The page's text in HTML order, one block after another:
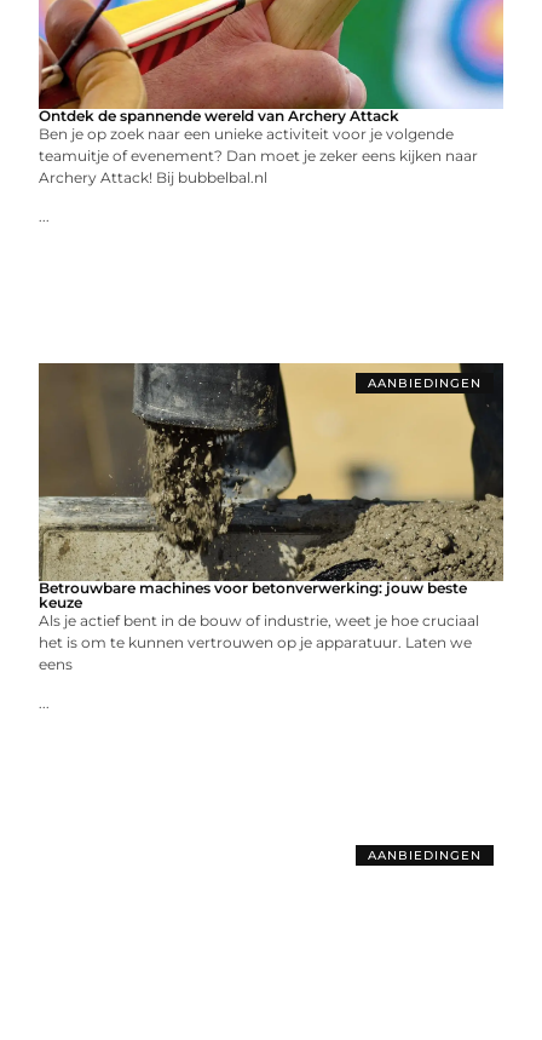
Ontdek de spannende wereld van Archery Attack
Ben je op zoek naar een unieke activiteit voor je volgende
teamuitje of evenement? Dan moet je zeker eens kijken naar
Archery Attack! Bij bubbelbal.nl
...
AANBIEDINGEN
Betrouwbare machines voor betonverwerking: jouw beste
keuze
Als je actief bent in de bouw of industrie, weet je hoe cruciaal
het is om te kunnen vertrouwen op je apparatuur. Laten we
eens
...
AANBIEDINGEN